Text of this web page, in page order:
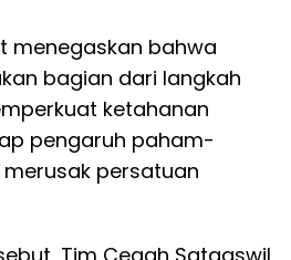
menegaskan bahwa
bagian dari langkah
ketahanan
pengaruh paham-
persatuan